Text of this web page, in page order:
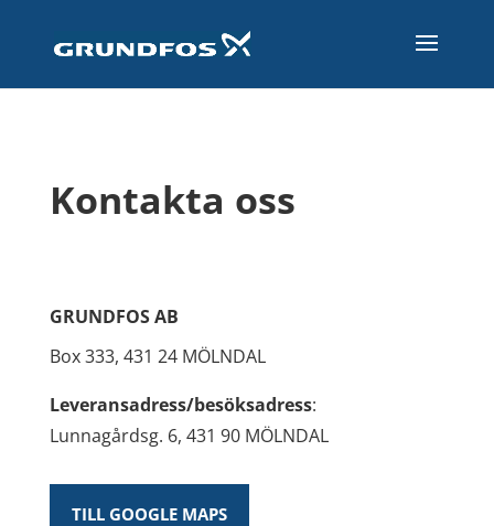
Kontakta oss
GRUNDFOS AB
Box 333, 431 24 MÖLNDAL
Leveransadress/besöksadress:
Lunnagårdsg. 6, 431 90 MÖLNDAL
TILL GOOGLE MAPS